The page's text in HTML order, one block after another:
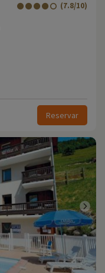
(7.8/10)
Reservar